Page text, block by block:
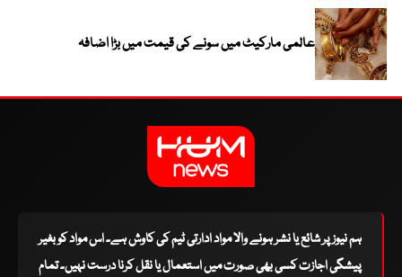
عالمی مارکیٹ میں سونے کی قیمت میں بڑا اضافہ
ہم نیوز پر شائع یا نشر ہونے والا مواد ادارتی ٹیم کی کاوش ہے۔ اس مواد کو بغیر
پیشگی اجازت کسی بھی صورت میں استعمال یا نقل کرنا درست نہیں۔ تمام